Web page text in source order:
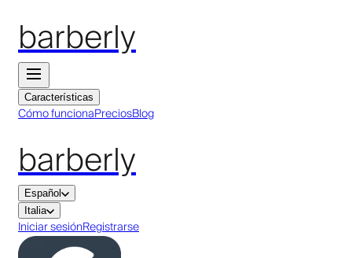
barberly
Características
Cómo funcionaPreciosBlog
barberly
Español
Italia
Iniciar sesiónRegistrarse